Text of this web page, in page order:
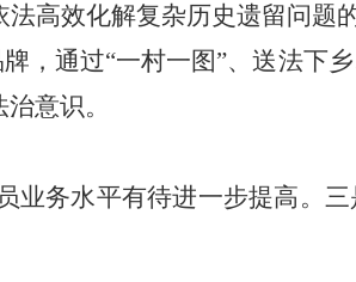
高效化解复杂历史遗留问题
，通过“一村一图”、送法下
意识。
业务水平有待进一步提高。 三